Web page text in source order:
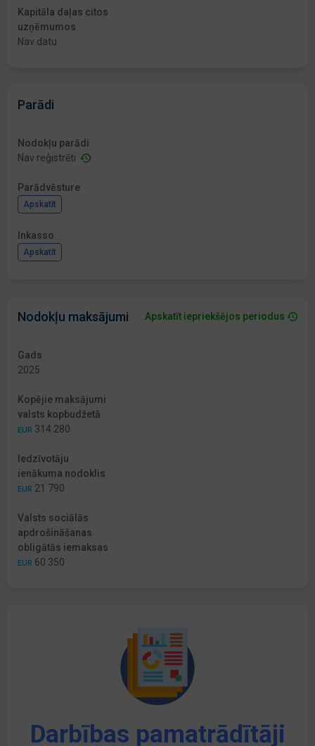
Kapitāla daļas citos
uzņēmumos
Nav datu
Parādi
Nodokļu parādi
Nav reģistrēti
Parādvēsture
Apskatīt
Inkasso
Apskatīt
Nodokļu maksājumi Apskatīt iepriekšējos periodus
Gads
2025
Kopējie maksājumi
valsts kopbudžetā
EUR 314 280
Iedzīvotāju
ienākuma nodoklis
EUR 21 790
Valsts sociālās
apdrošināšanas
obligātās iemaksas
EUR 60 350
Darbības pamatrādītāji